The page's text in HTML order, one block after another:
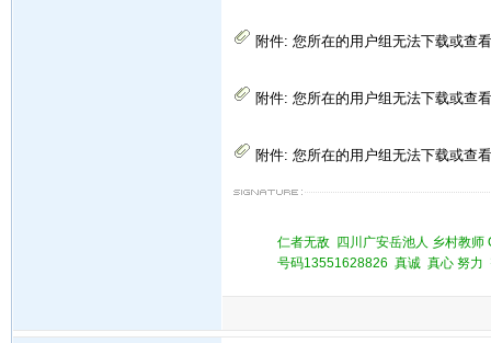
附件: 您所在的用户组无法下载或查
附件: 您所在的用户组无法下载或查
附件: 您所在的用户组无法下载或查
仁者无敌 四川广安岳池人 乡村教
号码13551628826 真诚 真心 努